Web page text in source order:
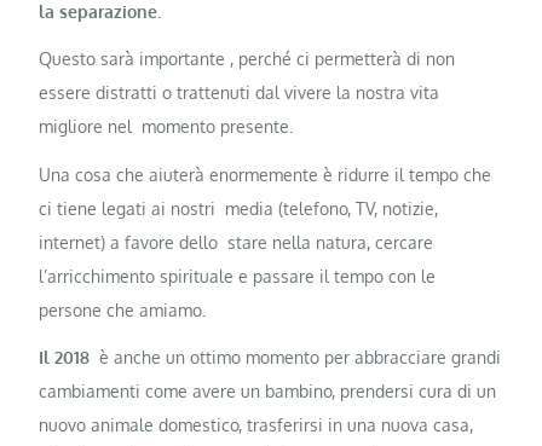
la separazione.
Questo sarà importante , perché ci permetterà di non
essere distratti o trattenuti dal vivere la nostra vita
migliore nel momento presente.
Una cosa che aiuterà enormemente è ridurre il tempo che
ci tiene legati ai nostri media (telefono, TV, notizie,
internet) a favore dello stare nella natura, cercare
l’arricchimento spirituale e passare il tempo con le
persone che amiamo.
Il 2018 è anche un ottimo momento per abbracciare grandi
cambiamenti come avere un bambino, prendersi cura di un
nuovo animale domestico, trasferirsi in una nuova casa,